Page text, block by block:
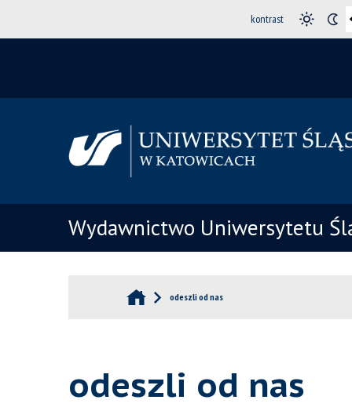
kontrast
Wydawnictwo Uniwersytetu
odeszli od nas
odeszli od nas